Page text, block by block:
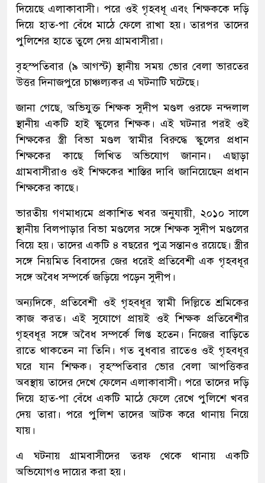
দিয়েছে এলাকাবাসী। পরে ওই গৃহবধূ এবং শিক্ষককে দড়ি
দিয়ে হাত-পা বেঁধে মাঠে ফেলে রাখা হয়। তারপর তাদের
পুলিশের হাতে তুলে দেয় গ্রামবাসীরা।
বৃহস্পতিবার (৯ আগস্ট) স্থানীয় সময় ভোর বেলা ভারতের
উত্তর দিনাজপুরে চাঞ্চল্যকর এ ঘটনাটি ঘটেছে।
জানা গেছে, অভিযুক্ত শিক্ষক সুদীপ মণ্ডল ওরফে নন্দলাল
স্থানীয় একটি হাই স্কুলের শিক্ষক। এই ঘটনার পরই ওই
শিক্ষকের স্ত্রী বিভা মণ্ডল স্বামীর বিরুদ্ধে স্কুলের প্রধান
শিক্ষকের কাছে লিখিত অভিযোগ জানান। এছাড়া
গ্রামবাসীরাও ওই শিক্ষকের শাস্তির দাবি জানিয়েছেন প্রধান
শিক্ষকের কাছে।
ভারতীয় গণমাধ্যমে প্রকাশিত খবর অনুযায়ী, ২০১০ সালে
স্থানীয় বিলপাড়ার বিভা মণ্ডলের সঙ্গে শিক্ষক সুদীপ মণ্ডলের
বিয়ে হয়। তাদের একটি ৪ বছরের পুত্র সন্তানও রয়েছে। স্ত্রীর
সঙ্গে নিয়মিত বিবাদের জের ধরেই প্রতিবেশী এক গৃহবধূর
সঙ্গে অবৈধ সম্পর্কে জড়িয়ে পড়েন সুদীপ।
অন্যদিকে, প্রতিবেশী ওই গৃহবধূর স্বামী দিল্লিতে শ্রমিকের
কাজ করত। এই সুযোগে প্রায়ই ওই শিক্ষক প্রতিবেশীর
গৃহবধূর সঙ্গে অবৈধ সম্পর্কে লিপ্ত হতেন। নিজের বাড়িতে
রাতে থাকতেন না তিনি। গত বুধবার রাতেও ওই গৃহবধূর
ঘরে যান শিক্ষক। বৃহস্পতিবার ভোর বেলা আপত্তিকর
অবস্থায় তাদের দেখে ফেলেন এলাকাবাসী। পরে তাদের দড়ি
দিয়ে হাত-পা বেঁধে একটি মাঠে ফেলে রেখে পুলিশে খবর
দেয় তারা। পরে পুলিশ তাদের আটক করে থানায় নিয়ে
যায়।
এ ঘটনায় গ্রামবাসীদের তরফ থেকে থানায় একটি
অভিযোগও দায়ের করা হয়।